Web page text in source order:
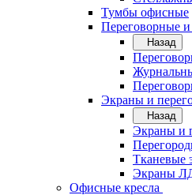
Тумбы офисные
Переговорные
Назад
Экраны и
Назад
Экраны и
Тканевые
Экраны
Офисные кресла